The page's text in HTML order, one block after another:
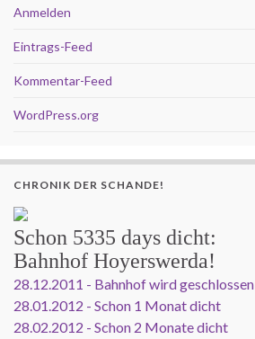
Anmelden
Eintrags-Feed
Kommentar-Feed
WordPress.org
CHRONIK DER SCHANDE!
Schon 5335 days dicht:
Bahnhof Hoyerswerda!
28.12.2011 - Bahnhof wird geschlossen
28.01.2012 - Schon 1 Monat dicht
28.02.2012 - Schon 2 Monate dicht